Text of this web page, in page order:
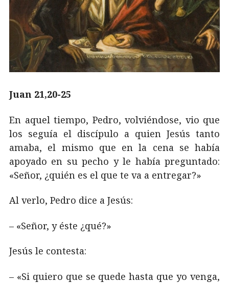
Juan 21,20-25
En aquel tiempo, Pedro, volviéndose, vio que
los seguía el discípulo a quien Jesús tanto
amaba, el mismo que en la cena se había
apoyado en su pecho y le había preguntado:
«Señor, ¿quién es el que te va a entregar?»
Al verlo, Pedro dice a Jesús:
– «Señor, y éste ¿qué?»
Jesús le contesta:
– «Si quiero que se quede hasta que yo venga,